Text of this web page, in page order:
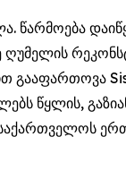
წარმოება
გააფართოვა
წყლის,